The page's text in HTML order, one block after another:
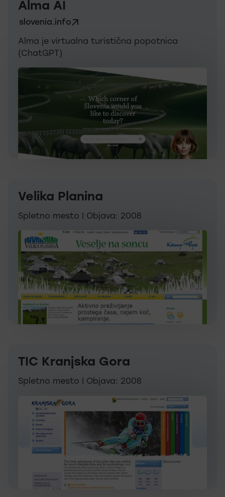
Alma AI
slovenia.info
Alma je virtualna turistična popotnica
(ChatGPT)
Velika Planina
Spletno mesto | Objava: 2008
TIC Kranjska Gora
Spletno mesto | Objava: 2008